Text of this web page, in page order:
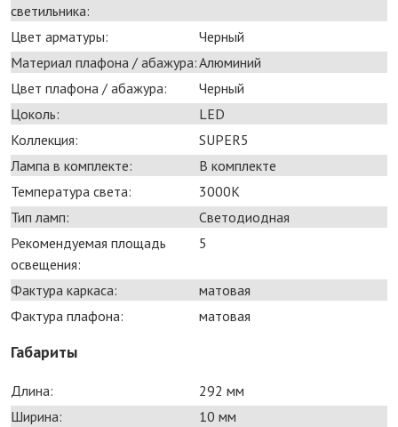
светильника:
Цвет арматуры:
Черный
Материал плафона / абажура:Алюминий
Цвет плафона / абажура:
Черный
Цоколь:
LED
Коллекция:
SUPER5
Лампа в комплекте:
В комплекте
Температура света:
3000K
Тип ламп:
Светодиодная
Рекомендуемая площадь
освещения:
5
Фактура каркаса:
матовая
Фактура плафона:
матовая
Габариты
Длина:
292 мм
Ширина:
10 мм